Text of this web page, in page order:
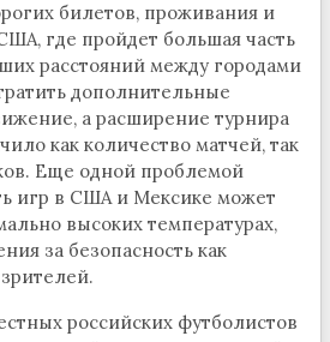
билетов, проживания и
где пройдет большая часть
расстояний между городами
дополнительные
а расширение турнира
как количество матчей, так
Еще одной проблемой
игр в США и Мексике может
высоких температурах,
за безопасность как
российских футболистов